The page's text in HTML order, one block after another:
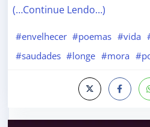
(…Continue Lendo…)
#envelhecer #poemas #vida
#saudades #longe #mora